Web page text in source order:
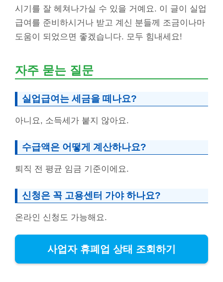
시기를 잘 헤쳐나가실 수 있을 거예요. 이 글이 실업
급여를 준비하시거나 받고 계신 분들께 조금이나마
도움이 되었으면 좋겠습니다. 모두 힘내세요!
자주 묻는 질문
실업급여는 세금을 떼나요?
아니요, 소득세가 붙지 않아요.
수급액은 어떻게 계산하나요?
퇴직 전 평균 임금 기준이에요.
신청은 꼭 고용센터 가야 하나요?
온라인 신청도 가능해요.
사업자 휴폐업 상태 조회하기